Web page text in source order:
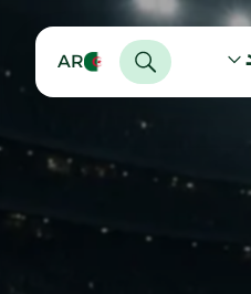
AR